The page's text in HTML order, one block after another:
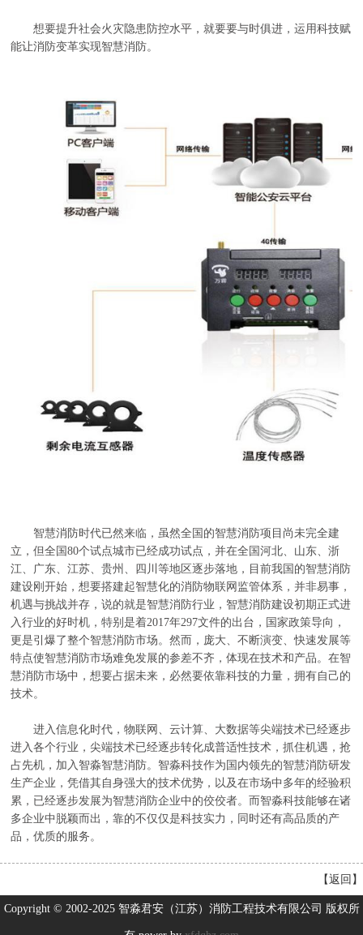
想要提升社会火灾隐患防控水平，就要要与时俱进，运用科技赋
能让消防变革实现智慧消防。
智慧消防时代已然来临，虽然全国的智慧消防项目尚未完全建
立，但全国80个试点城市已经成功试点，并在全国河北、山东、浙
江、广东、江苏、贵州、四川等地区逐步落地，目前我国的智慧消防
建设刚开始，想要搭建起智慧化的消防物联网监管体系，并非易事，
机遇与挑战并存，说的就是智慧消防行业，智慧消防建设初期正式进
入行业的好时机，特别是着2017年297文件的出台，国家政策导向，
更是引爆了整个智慧消防市场。然而，庞大、不断演变、快速发展等
特点使智慧消防市场难免发展的参差不齐，体现在技术和产品。在智
慧消防市场中，想要占据未来，必然要依靠科技的力量，拥有自己的
技术。
进入信息化时代，物联网、云计算、大数据等尖端技术已经逐步
进入各个行业，尖端技术已经逐步转化成普适性技术，抓住机遇，抢
占先机，加入智淼智慧消防。智淼科技作为国内领先的智慧消防研发
生产企业，凭借其自身强大的技术优势，以及在市场中多年的经验积
累，已经逐步发展为智慧消防企业中的佼佼者。而智淼科技能够在诸
多企业中脱颖而出，靠的不仅仅是科技实力，同时还有高品质的产
品，优质的服务。
【返回 】
Copyright © 2002-2025 智淼君安（江苏）消防工程技术有限公司 版权所